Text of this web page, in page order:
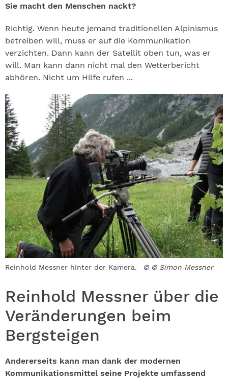
Sie macht den Menschen nackt?
Richtig. Wenn heute jemand traditionellen Alpinismus
betreiben will, muss er auf die Kommunikation
verzichten. Dann kann der Satellit oben tun, was er
will. Man kann dann nicht mal den Wetterbericht
abhören. Nicht um Hilfe rufen ...
Reinhold Messner hinter der Kamera. © © Simon Messner
Reinhold Messner über die
Veränderungen beim
Bergsteigen
Andererseits kann man dank der modernen
Kommunikationsmittel seine Projekte umfassend